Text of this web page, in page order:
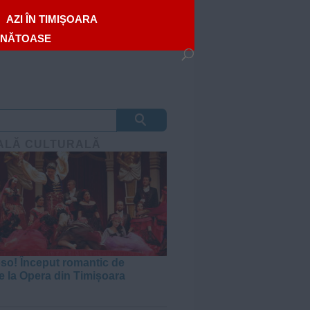
AZI ÎN TIMIȘOARA
Început romantic de
la Opera din Timișoara